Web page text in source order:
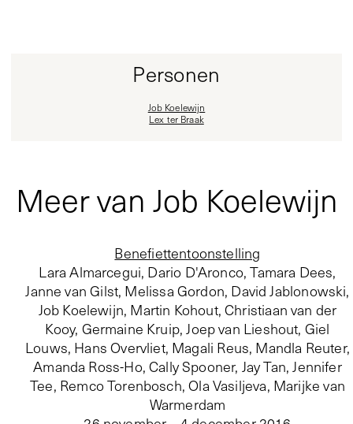
Personen
Job Koelewijn
Lex ter Braak
Meer van Job Koelewijn
Benefiettentoonstelling
Lara Almarcegui, Dario D'Aronco, Tamara Dees,
Janne van Gilst, Melissa Gordon, David Jablonowski,
Job Koelewijn, Martin Kohout, Christiaan van der
Kooy, Germaine Kruip, Joep van Lieshout, Giel
Louws, Hans Overvliet, Magali Reus, Mandla Reuter,
Amanda Ross-Ho, Cally Spooner, Jay Tan, Jennifer
Tee, Remco Torenbosch, Ola Vasiljeva, Marijke van
Warmerdam